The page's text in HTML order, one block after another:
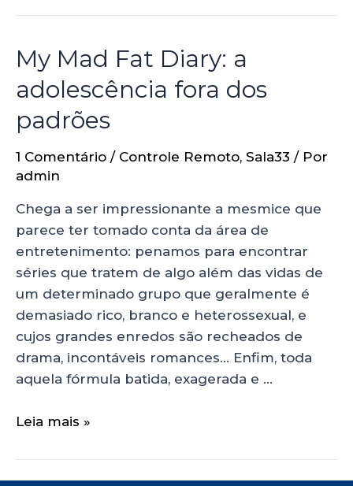
My Mad Fat Diary: a
adolescência fora dos
padrões
1 Comentário / Controle Remoto, Sala33 / Por
admin
Chega a ser impressionante a mesmice que
parece ter tomado conta da área de
entretenimento: penamos para encontrar
séries que tratem de algo além das vidas de
um determinado grupo que geralmente é
demasiado rico, branco e heterossexual, e
cujos grandes enredos são recheados de
drama, incontáveis romances… Enfim, toda
aquela fórmula batida, exagerada e …
Leia mais »